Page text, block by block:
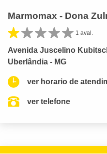
Marmomax - Dona
1 aval.
Avenida Juscelino
Uberlândia - MG
ver horario de
ver telefone